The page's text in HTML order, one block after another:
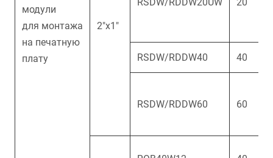
модули
для монтажа
на печатную
плату
2"x1"
RSDW/RDDW40 40
RSDW/RDDW60 60